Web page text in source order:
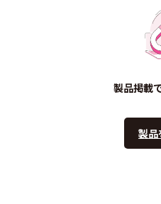
製品掲載
製品